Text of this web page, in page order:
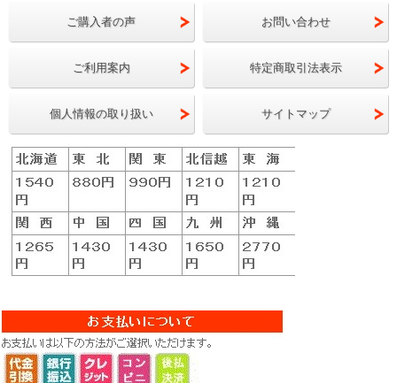
ご購入者の声 お問い合わせ
ご利用案内 特定商取引法表示
個人情報の取り扱い サイトマップ